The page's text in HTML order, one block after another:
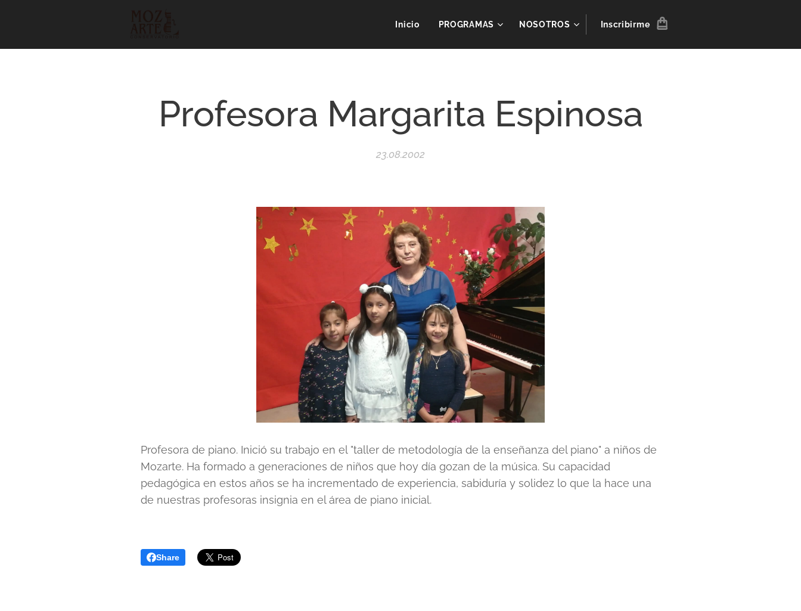
Inicio PROGRAMAS NOSOTROS Inscribirme
Profesora Margarita Espinosa
23.08.2002
Profesora de piano. Inició su trabajo en el "taller de metodología de la enseñanza del piano" a niños de
Mozarte. Ha formado a generaciones de niños que hoy día gozan de la música. Su capacidad
pedagógica en estos años se ha incrementado de experiencia, sabiduría y solidez lo que la hace una
de nuestras profesoras insignia en el área de piano inicial.
Share